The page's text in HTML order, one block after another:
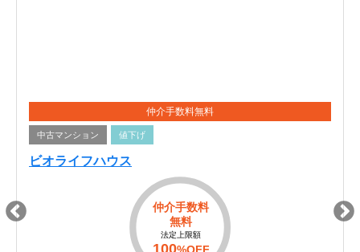
仲介手数料無料
中古マンション 値下げ
ビオライフハウス
仲介手数料
無料
法定上限額